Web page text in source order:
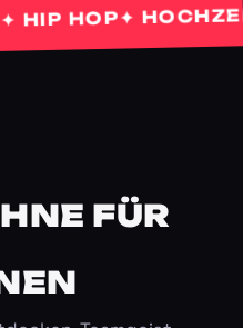
HOP✦
FÜR K